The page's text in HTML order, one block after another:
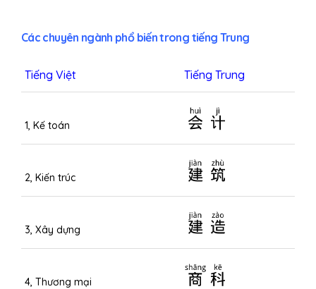
Các chuyên ngành phổ biến trong tiếng Trung
Tiếng Việt Tiếng Trung
1, Kế toán 会计
2, Kiến trúc 建筑
3, Xây dựng 建造
4, Thương mại 商科